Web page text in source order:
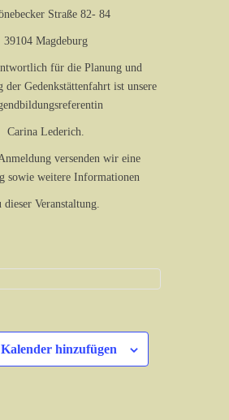
Straße 82- 84
39104 Magdeburg
für die Planung und
der Gedenkstättenfahrt ist unsere
Carina Lederich.
versenden wir eine
sowie weitere Informationen
dieser Veranstaltung.
hinzufügen